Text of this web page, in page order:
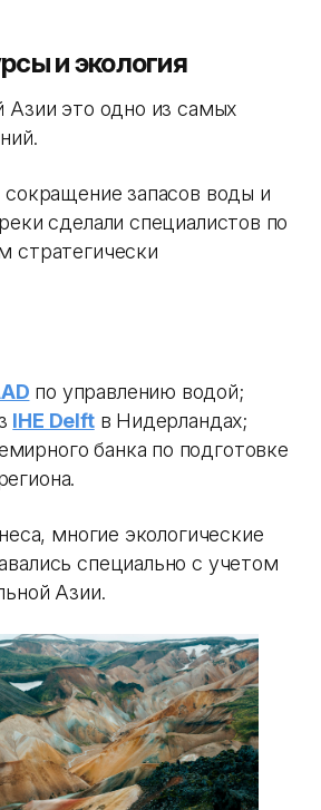
и экология
Азии это одно из самых
запасов воды и
сделали специалистов по
стратегически
по управлению водой;
IHE Delftв Нидерландах;
банка по подготовке
многие экологические
специально с учетом
Азии.